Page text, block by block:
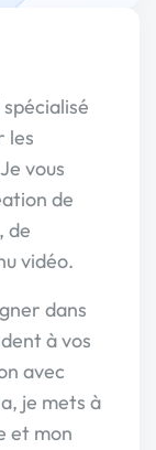
les
vous
de
de
vidéo.
dans
à vos
avec
je mets à
et mon